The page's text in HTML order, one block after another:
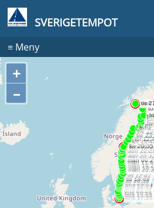
SVERIGETEMPOT
≡Meny
+
–